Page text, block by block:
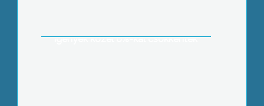
igények közel 6%-kal csökkentek